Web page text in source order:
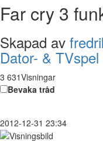
Far cry 3
Skapad av
Dator- & TVspel
3 631Visningar
Bevaka tråd
2012-12-31 23:34